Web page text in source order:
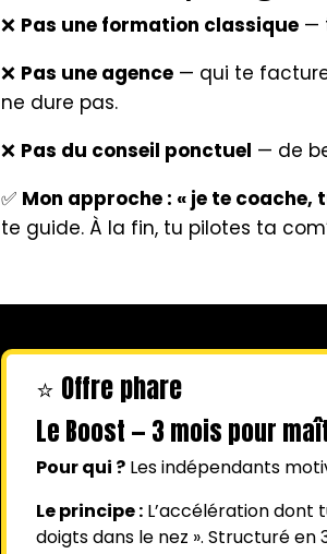
❌ Pas une formation classique —
❌ Pas une agence — qui te
ne dure pas.
❌ Pas du conseil ponctuel — de
✅ Mon approche : « je te coache,
te guide. À la fin, tu pilotes ta
⭐ Offre phare
Le Boost — 3 mois pour
Pour qui ? Les indépendants
Le principe : L’accélération dont
doigts dans le nez ». Structuré en